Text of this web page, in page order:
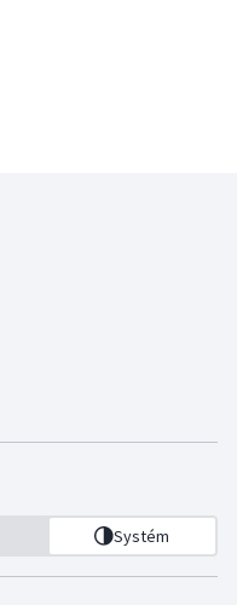
Systém